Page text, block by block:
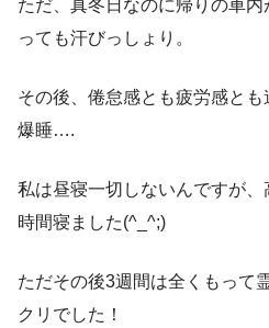
ただ、真冬日なのに帰りの車
っても汗びっしょり。
その後、倦怠感とも疲労感と
爆睡….
私は昼寝一切しないんですが
時間寝ました(^_^;)
ただその後3週間は全くもって
クリでした！